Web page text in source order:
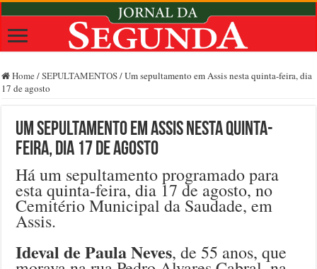
Home /SEPULTAMENTOS/Um sepultamento em Assis nesta quinta-feira, dia
17 de agosto
Um sepultamento em Assis nesta quinta-
feira, dia 17 de agosto
Há um sepultamento programado para
esta quinta-feira, dia 17 de agosto, no
Cemitério Municipal da Saudade, em
Assis.
Ideval de Paula Neves, de 55 anos, que